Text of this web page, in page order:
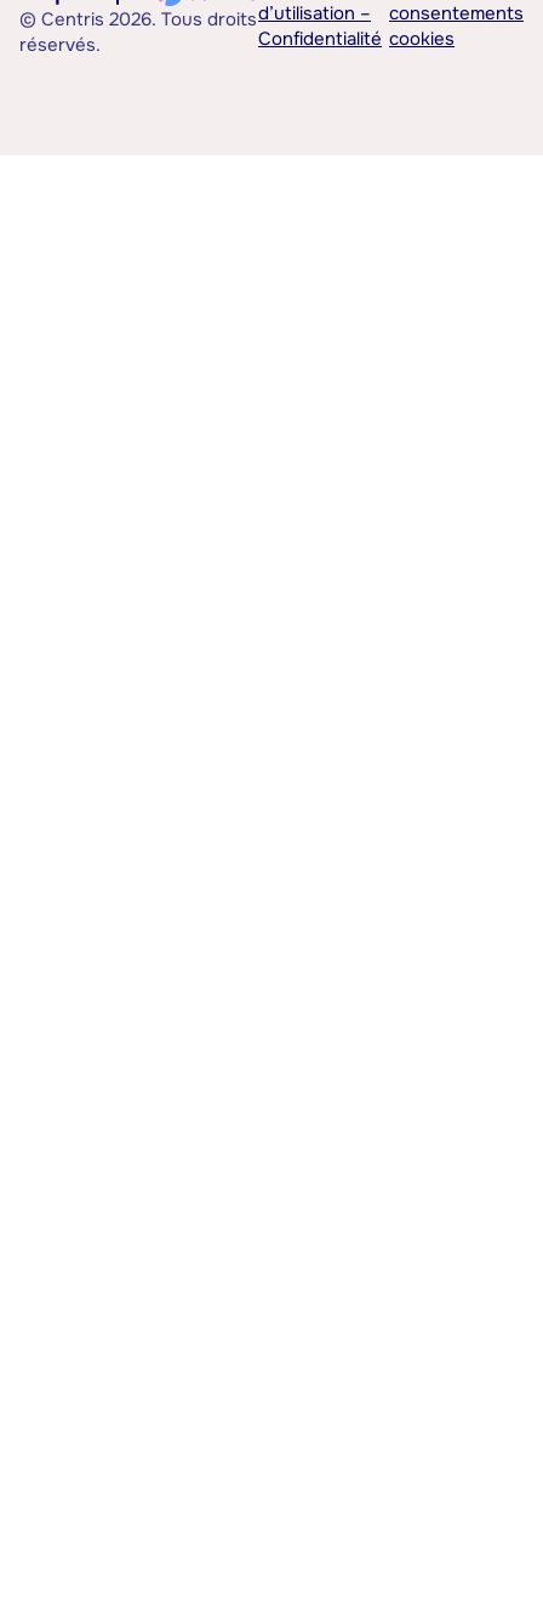
© Centris 2026. Tous droits
réservés.
d’utilisation –
Confidentialité
consentements
cookies